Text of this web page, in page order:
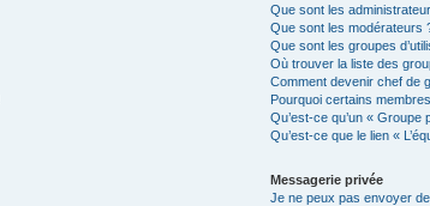
Que sont les
Que sont les modérateurs
Que sont les groupes
Où trouver la liste des
Comment devenir chef de
Pourquoi certains
Qu’est-ce qu’un « Groupe
Qu’est-ce que le lien «
Messagerie privée
Je ne peux pas envoyer